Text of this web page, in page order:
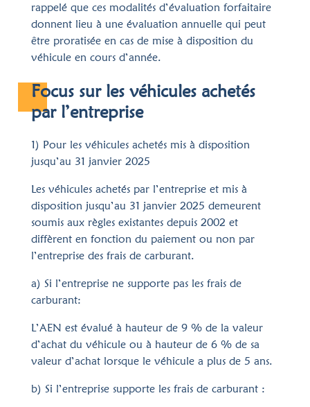
rappelé que ces modalités d’évaluation forfaitaire
donnent lieu à une évaluation annuelle qui peut
être proratisée en cas de mise à disposition du
véhicule en cours d’année.
Focus sur les véhicules achetés
par l’entreprise
1) Pour les véhicules achetés mis à disposition
jusqu’au 31 janvier 2025
Les véhicules achetés par l’entreprise et mis à
disposition jusqu’au 31 janvier 2025 demeurent
soumis aux règles existantes depuis 2002 et
diffèrent en fonction du paiement ou non par
l’entreprise des frais de carburant.
a) Si l’entreprise ne supporte pas les frais de
carburant:
L’AEN est évalué à hauteur de 9 % de la valeur
d’achat du véhicule ou à hauteur de 6 % de sa
valeur d’achat lorsque le véhicule a plus de 5 ans.
b) Si l’entreprise supporte les frais de carburant :